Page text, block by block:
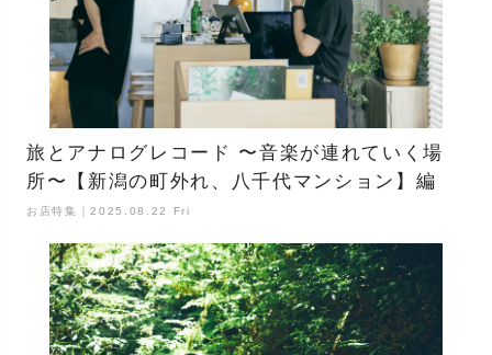
旅とアナログレコード 〜音楽が連れていく場
所〜【新潟の町外れ、八千代マンション】編
お店特集｜2025.08.22 Fri